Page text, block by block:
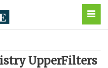
UpperFilters